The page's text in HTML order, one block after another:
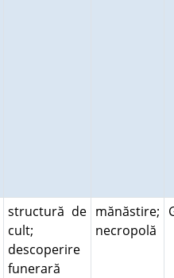
structură de
cult;
descoperire
funerară
mănăstire;
necropolă